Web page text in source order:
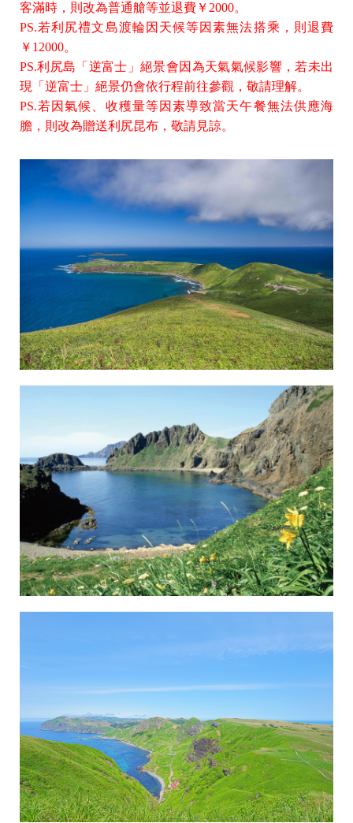
客滿時，則改為普通艙等並退費￥2000。
PS.若利尻禮文島渡輪因天候等因素無法搭乘，則退費
￥12000。
PS.利尻島「逆富士」絕景會因為天氣氣候影響，若未出
現「逆富士」絕景仍會依行程前往參觀，敬請理解。
PS.若因氣候、收穫量等因素導致當天午餐無法供應海
膽，則改為贈送利尻昆布，敬請見諒。